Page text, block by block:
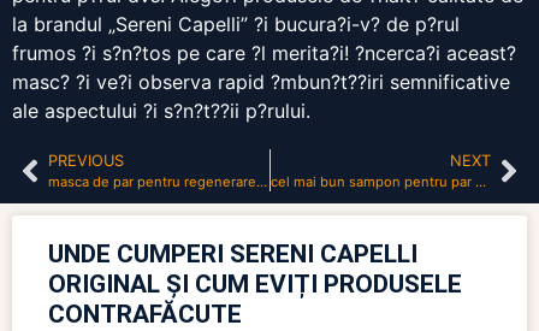
la brandul „Sereni Capelli” ?i bucura?i-v? de p?rul
frumos ?i s?n?tos pe care ?l merita?i! ?ncerca?i aceast?
masc? ?i ve?i observa rapid ?mbun?t??iri semnificative
ale aspectului ?i s?n?t??ii p?rului.
PREVIOUS
masca de par pentru regenerare si crestere
NEXT
cel mai bun sampon pentru par deteriorat
UNDE CUMPERI SERENI CAPELLI
ORIGINAL ȘI CUM EVIȚI PRODUSELE
CONTRAFĂCUTE